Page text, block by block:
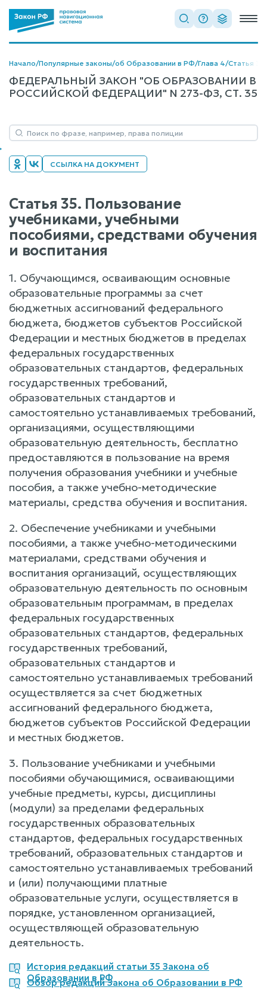
Начало/Популярные законы/об Образовании в РФ/Глава 4/Статья 35
ФЕДЕРАЛЬНЫЙ ЗАКОН "ОБ ОБРАЗОВАНИИ В
РОССИЙСКОЙ ФЕДЕРАЦИИ" N 273-ФЗ, СТ. 35
ССЫЛКА НА ДОКУМЕНТ
Статья 35. Пользование
учебниками, учебными
пособиями, средствами обучения
и воспитания
1. Обучающимся, осваивающим основные
образовательные программы за счет
бюджетных ассигнований федерального
бюджета, бюджетов субъектов Российской
Федерации и местных бюджетов в пределах
федеральных государственных
образовательных стандартов, федеральных
государственных требований,
образовательных стандартов и
самостоятельно устанавливаемых требований,
организациями, осуществляющими
образовательную деятельность, бесплатно
предоставляются в пользование на время
получения образования учебники и учебные
пособия, а также учебно-методические
материалы, средства обучения и воспитания.
2. Обеспечение учебниками и учебными
пособиями, а также учебно-методическими
материалами, средствами обучения и
воспитания организаций, осуществляющих
образовательную деятельность по основным
образовательным программам, в пределах
федеральных государственных
образовательных стандартов, федеральных
государственных требований,
образовательных стандартов и
самостоятельно устанавливаемых требований
осуществляется за счет бюджетных
ассигнований федерального бюджета,
бюджетов субъектов Российской Федерации
и местных бюджетов.
3. Пользование учебниками и учебными
пособиями обучающимися, осваивающими
учебные предметы, курсы, дисциплины
(модули) за пределами федеральных
государственных образовательных
стандартов, федеральных государственных
требований, образовательных стандартов и
самостоятельно устанавливаемых требований
и (или) получающими платные
образовательные услуги, осуществляется в
порядке, установленном организацией,
осуществляющей образовательную
деятельность.
История редакций статьи 35 Закона об
Образовании в РФ
Обзор редакций Закона об Образовании в РФ